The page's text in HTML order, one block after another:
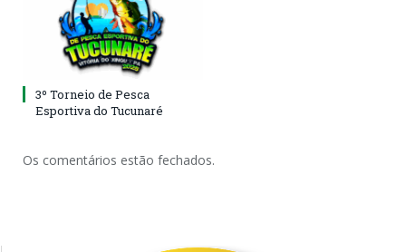
3º Torneio de Pesca
Esportiva do Tucunaré
Os comentários estão fechados.